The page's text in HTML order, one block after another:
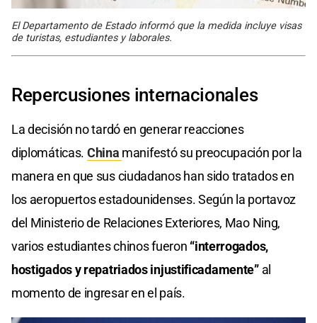
El Departamento de Estado informó que la medida incluye visas
de turistas, estudiantes y laborales.
Repercusiones internacionales
La decisión no tardó en generar reacciones
diplomáticas. China manifestó su preocupación por la
manera en que sus ciudadanos han sido tratados en
los aeropuertos estadounidenses. Según la portavoz
del Ministerio de Relaciones Exteriores, Mao Ning,
varios estudiantes chinos fueron “interrogados,
hostigados y repatriados injustificadamente”al
momento de ingresar en el país.